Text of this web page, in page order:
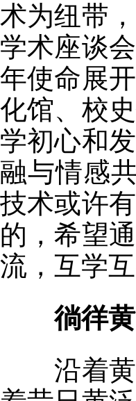
术为纽带
学术座谈
年使命展
化馆、校
学初心和
融与情感
技术或许
的，希望
流，互学
徜徉
沿着黄